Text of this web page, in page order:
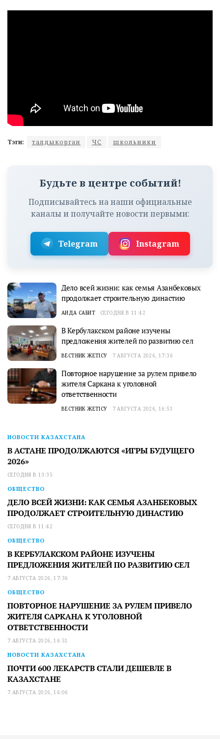
Тэги: талдыкорган ЧС школьники
Будьте в центре событий!
Подписывайтесь на наши официальные
каналы и получайте новости первыми:
Telegram Instagram
Дело всей жизни: как семья Азанбековых
продолжает строительную династию
АИДА САБИТ СЕГОДНЯ В 11:42
В Кербулакском районе изучены
предложения жителей по развитию сел
ВЕСТНИК ЖЕТІСУ 7 АВГУСТА 2026, 17:36
Повторное нарушение за рулем привело
жителя Саркана к уголовной
ответственности
ВЕСТНИК ЖЕТІСУ 7 АВГУСТА 2026, 16:51
НОВОСТИ КАЗАХСТАНА
В АСТАНЕ ПРОДОЛЖАЮТСЯ «ИГРЫ БУДУЩЕГО
2026»
СЕГОДНЯ В 13:35
ОБЩЕСТВО
ДЕЛО ВСЕЙ ЖИЗНИ: КАК СЕМЬЯ АЗАНБЕКОВЫХ
ПРОДОЛЖАЕТ СТРОИТЕЛЬНУЮ ДИНАСТИЮ
СЕГОДНЯ В 11:42
ОБЩЕСТВО
В КЕРБУЛАКСКОМ РАЙОНЕ ИЗУЧЕНЫ
ПРЕДЛОЖЕНИЯ ЖИТЕЛЕЙ ПО РАЗВИТИЮ СЕЛ
7 АВГУСТА 2026, 17:36
ОБЩЕСТВО
ПОВТОРНОЕ НАРУШЕНИЕ ЗА РУЛЕМ ПРИВЕЛО
ЖИТЕЛЯ САРКАНА К УГОЛОВНОЙ
ОТВЕТСТВЕННОСТИ
7 АВГУСТА 2026, 16:51
НОВОСТИ КАЗАХСТАНА
ПОЧТИ 600 ЛЕКАРСТВ СТАЛИ ДЕШЕВЛЕ В
КАЗАХСТАНЕ
7 АВГУСТА 2026, 16:06